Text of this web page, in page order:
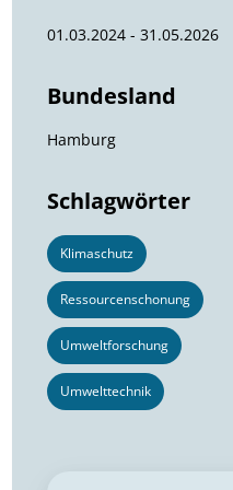
01.03.2024 - 31.05.2026
Bundesland
Hamburg
Schlagwörter
Klimaschutz
Ressourcenschonung
Umweltforschung
Umwelttechnik